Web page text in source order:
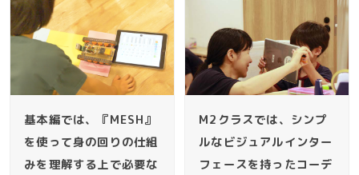
基本編では、『MESH』
を使って身の回りの仕組
みを理解する上で必要な
M2クラスでは、シンプ
ルなビジュアルインター
フェースを持ったコーデ